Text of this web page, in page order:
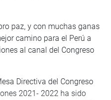
paz, y con muchas ganas
camino para el Perú a
al canal del Congreso
Directiva del Congreso
2021- 2022 ha sido